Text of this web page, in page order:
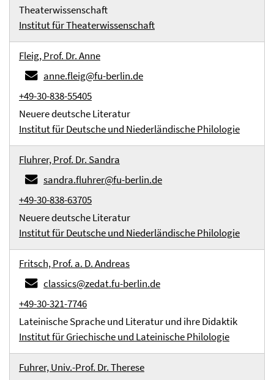
Theaterwissenschaft
Institut für Theaterwissenschaft
Fleig, Prof. Dr. Anne
anne.fleig@fu-berlin.de
+49-30-838-55405
Neuere deutsche Literatur
Institut für Deutsche und Niederländische Philologie
Fluhrer, Prof. Dr. Sandra
sandra.fluhrer@fu-berlin.de
+49-30-838-63705
Neuere deutsche Literatur
Institut für Deutsche und Niederländische Philologie
Fritsch, Prof. a. D. Andreas
classics@zedat.fu-berlin.de
+49-30-321-7746
Lateinische Sprache und Literatur und ihre Didaktik
Institut für Griechische und Lateinische Philologie
Fuhrer, Univ.-Prof. Dr. Therese